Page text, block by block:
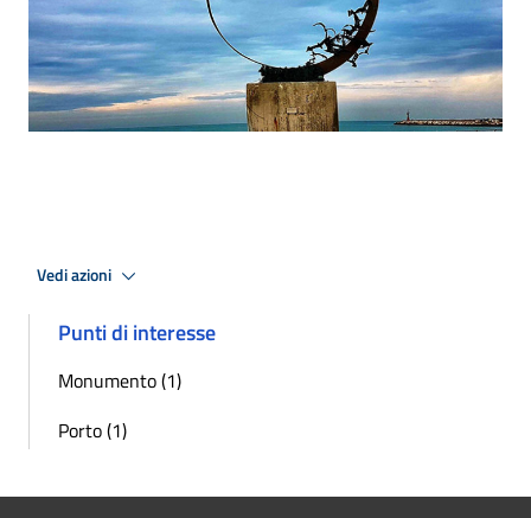
Vedi azioni
Punti di interesse
Monumento (1)
Porto (1)